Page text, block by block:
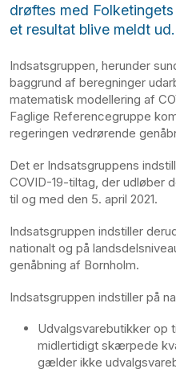
drøftes med
et resultat blive meldt ud.
Indsatsgruppen, herunder
baggrund af beregninger
matematisk modellering af
Faglige Referencegruppe
regeringen vedrørende
Det er Indsatsgruppens
COVID-19-tiltag, der udløber
til og med den 5. april 2021.
Indsatsgruppen indstiller
nationalt og på
genåbning af Bornholm.
Indsatsgruppen indstiller på
Udvalgsvarebutikker op
midlertidigt skærpede
gælder ikke